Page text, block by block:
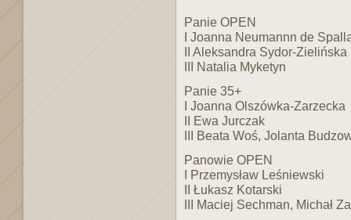
Panie OPEN
I Joanna Neumannn de
II Aleksandra Sydor-Zielińska
III Natalia Myketyn
Panie 35+
I Joanna Olszówka-Zarzecka
II Ewa Jurczak
III Beata Woś, Jolanta
Panowie OPEN
I Przemysław Leśniewski
II Łukasz Kotarski
III Maciej Sechman, Michał